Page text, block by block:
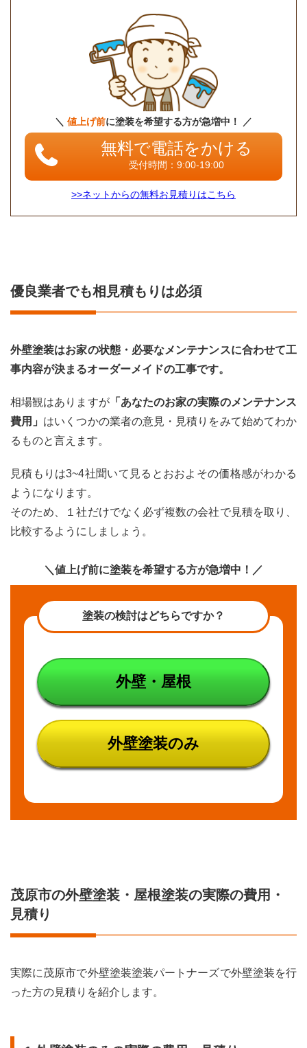
＼ 値上げ前に塗装を希望する方が急増中！ ／
無料で電話をかける
受付時間：9:00-19:00
>>ネットからの無料お見積りはこちら
優良業者でも相見積もりは必須
外壁塗装はお家の状態・必要なメンテナンスに合わせて工
事内容が決まるオーダーメイドの工事です。
相場観はありますが「あなたのお家の実際のメンテナンス
費用」 はいくつかの業者の意見・見積りをみて始めてわか
るものと言えます。
見積もりは3~4社聞いて見るとおおよその価格感がわかる
ようになります。
そのため、１社だけでなく必ず複数の会社で見積を取り、
比較するようにしましょう。
＼値上げ前に塗装を希望する方が急増中！／
塗装の検討はどちらですか？
外壁・屋根
外壁塗装のみ
茂原市の外壁塗装・屋根塗装の実際の費用・
見積り
実際に茂原市で外壁塗装塗装パートナーズで外壁塗装を行
った方の見積りを紹介します。